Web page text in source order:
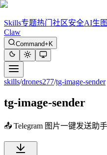
Skills专题热门 社区安全AI生
Claw
Command+K
skills/drones277/tg-image-sender
tg-image-sender
📤 Telegram 图片一键发送助手